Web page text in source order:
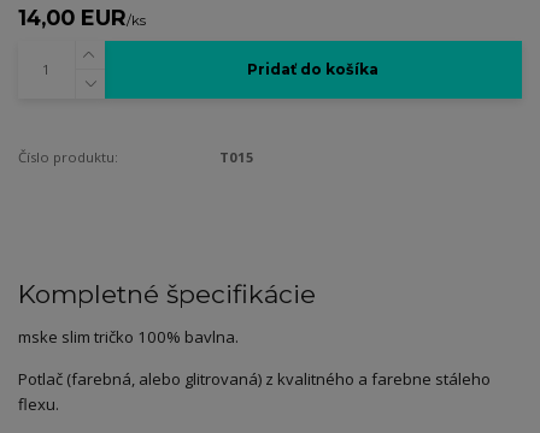
14,00 EUR/ks
Pridať do košíka
Číslo produktu: T015
Kompletné špecifikácie
mske slim tričko 100% bavlna.
Potlač (farebná, alebo glitrovaná) z kvalitného a farebne stáleho
flexu.